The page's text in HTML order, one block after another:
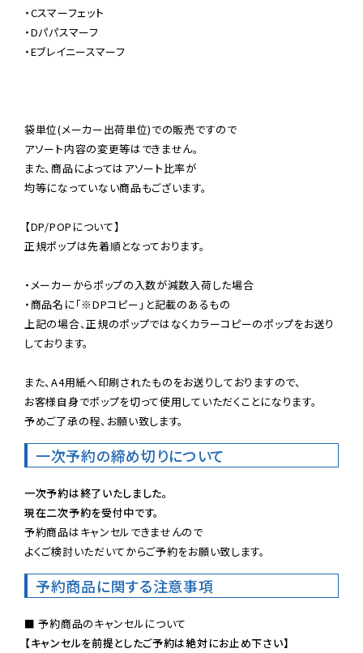
・Cスマーフェット
・Dパパスマーフ
・Eブレイニースマーフ
袋単位(メーカー出荷単位)での販売ですので
アソート内容の変更等はできません。
また、商品によってはアソート比率が
均等になっていない商品もございます。
【DP/POPについて】
正規ポップは先着順となっております。
・メーカーからポップの入数が減数入荷した場合
・商品名に「※DPコピー」と記載のあるもの
上記の場合、正規のポップではなくカラーコピーのポップをお送り
しております。
また、A4用紙へ印刷されたものをお送りしておりますので、
お客様自身でポップを切って使用していただくことになります。
予めご了承の程、お願い致します。
一次予約の締め切りについて
一次予約は終了いたしました。
現在二次予約を受付中です。
予約商品はキャンセルできませんので
よくご検討いただいてからご予約をお願い致します。
予約商品に関する注意事項
【キャンセルを前提としたご予約は絶対にお止め下さい】